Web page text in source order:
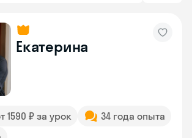
Екатерина
1590 ₽ за урок
34 года опыта